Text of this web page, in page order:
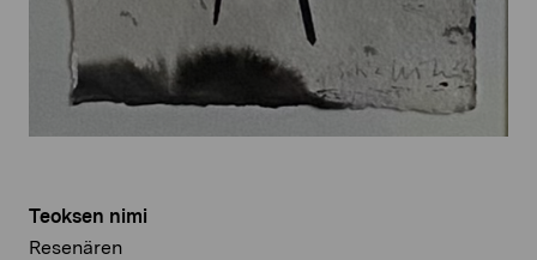
Teoksen nimi
Resenären